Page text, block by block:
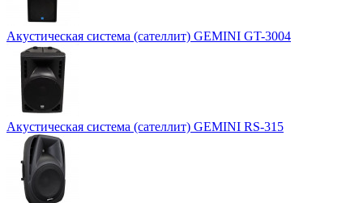
Акустическая система (сателлит) GEMINI GT-3004
Акустическая система (сателлит) GEMINI RS-315